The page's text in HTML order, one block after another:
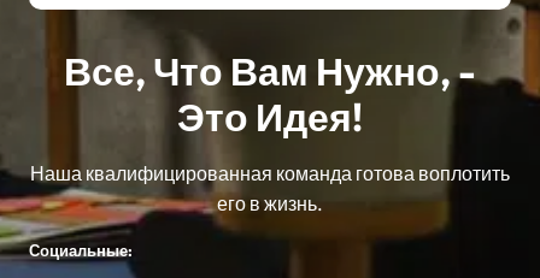
Все, Что Вам Нужно, -
Это Идея!
Наша квалифицированная команда готова воплотить
его в жизнь.
Социальные: